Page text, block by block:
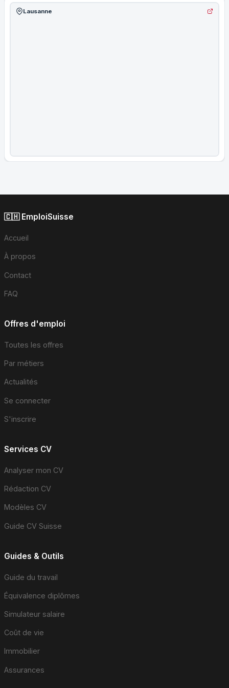
Lausanne
🇨🇭 EmploiSuisse
Accueil
À propos
Contact
FAQ
Offres d'emploi
Toutes les offres
Par métiers
Actualités
Se connecter
S'inscrire
Services CV
Analyser mon CV
Rédaction CV
Modèles CV
Guide CV Suisse
Guides & Outils
Guide du travail
Équivalence diplômes
Simulateur salaire
Coût de vie
Immobilier
Assurances